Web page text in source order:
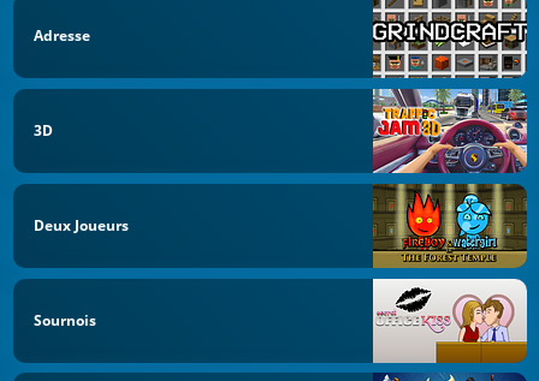
Adresse
3D
Deux Joueurs
Sournois